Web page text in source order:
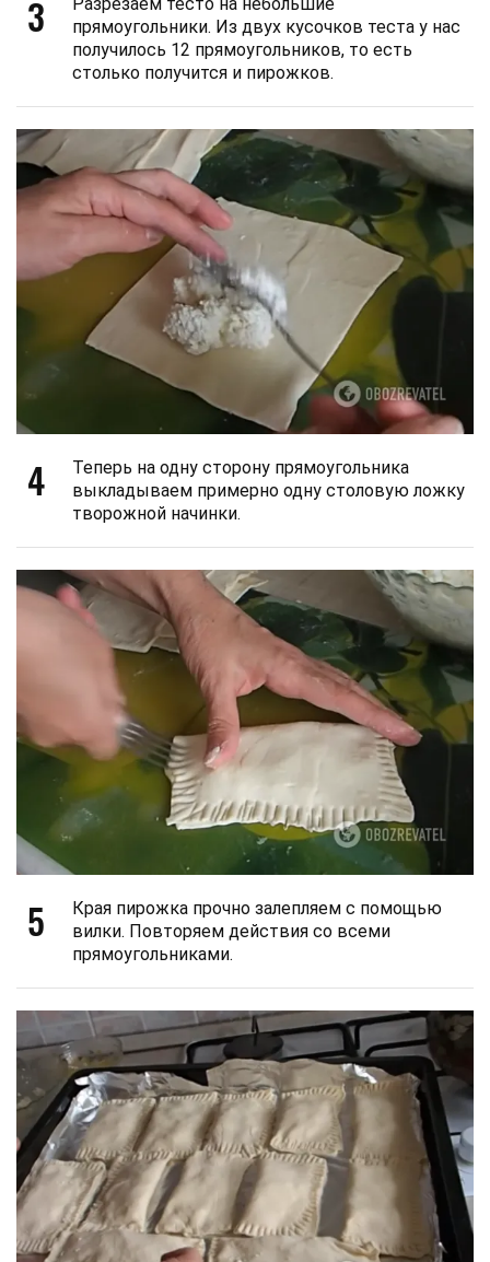
3
Разрезаем тесто на небольшие
прямоугольники. Из двух кусочков теста у нас
получилось 12 прямоугольников, то есть
столько получится и пирожков.
4
Теперь на одну сторону прямоугольника
выкладываем примерно одну столовую ложку
творожной начинки.
5
Края пирожка прочно залепляем с помощью
вилки. Повторяем действия со всеми
прямоугольниками.